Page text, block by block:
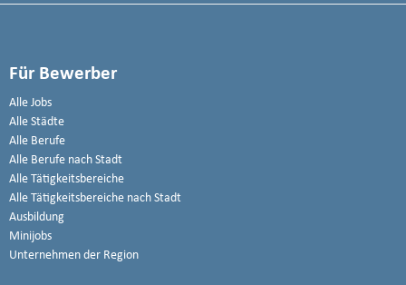
Für Bewerber
Alle Jobs
Alle Städte
Alle Berufe
Alle Berufe nach Stadt
Alle Tätigkeitsbereiche
Alle Tätigkeitsbereiche nach Stadt
Ausbildung
Minijobs
Unternehmen der Region